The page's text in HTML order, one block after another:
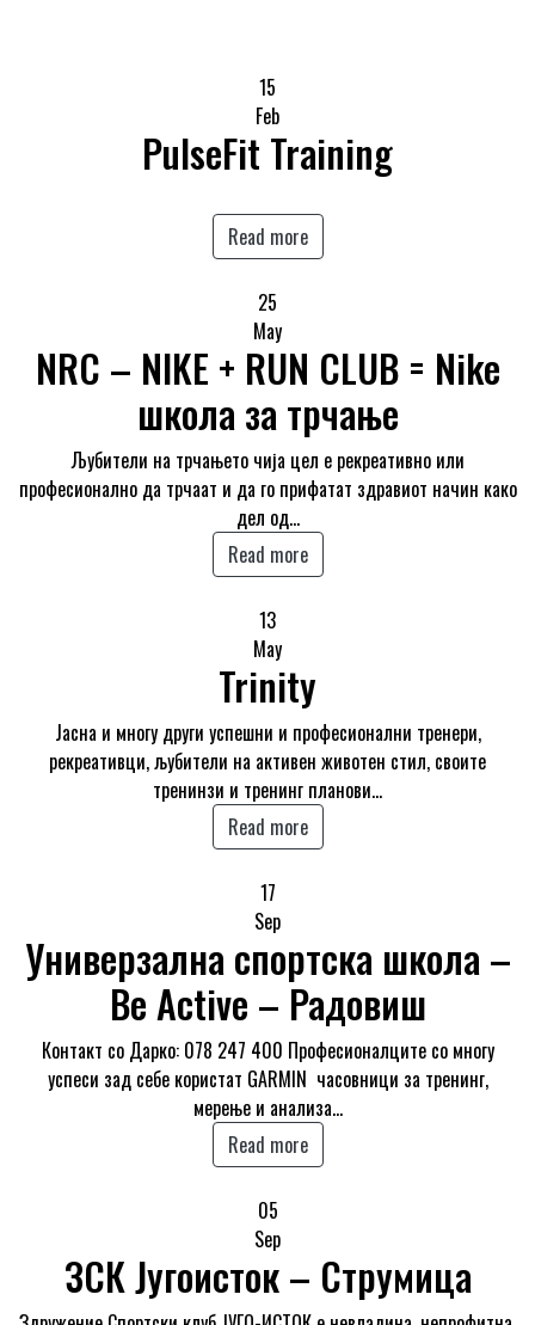
15
Feb
PulseFit Training
Read more
25
May
NRC – NIKE + RUN CLUB = Nike
школа за трчање
Љубители на трчањето чија цел е рекреативно или
професионално да трчаат и да го прифатат здравиот начин како
дел од…
Read more
13
May
Trinity
Јасна и многу други успешни и професионални тренери,
рекреативци, љубители на активен животен стил, своите
тренинзи и тренинг планови…
Read more
17
Sep
Универзална спортска школа –
Be Active – Радовиш
Контакт со Дарко: 078 247 400 Професионалците со многу
успеси зад себе користат GARMIN часовници за тренинг,
мерење и анализа…
Read more
05
Sep
ЗСК Југоисток – Струмица